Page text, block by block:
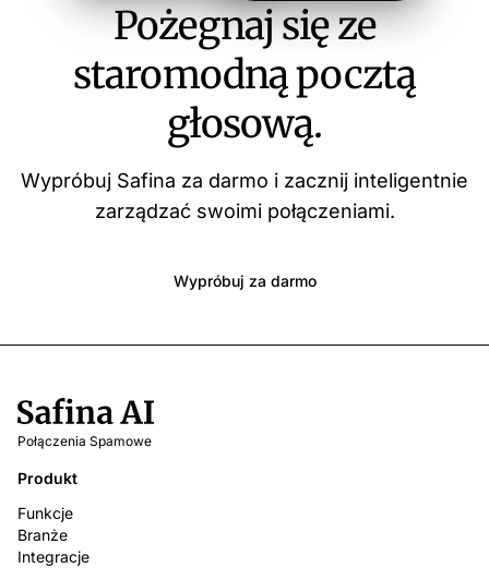
Pożegnaj się ze
staromodną pocztą
głosową.
Wypróbuj Safina za darmo i zacznij inteligentnie
zarządzać swoimi połączeniami.
Wypróbuj za darmo
Połączenia Spamowe
Produkt
Funkcje
Branże
Integracje